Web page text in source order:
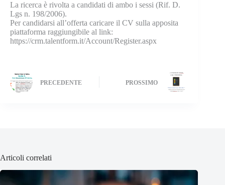
La ricerca è rivolta a candidati di ambo i sessi (Rif. D.
Lgs n. 198/2006).
Per candidarsi all’offerta caricare il CV sulla apposita
piattaforma raggiungibile al link:
https://crm.talentform.it/Account/Register.aspx
PRECEDENTE PROSSIMO
Articoli correlati